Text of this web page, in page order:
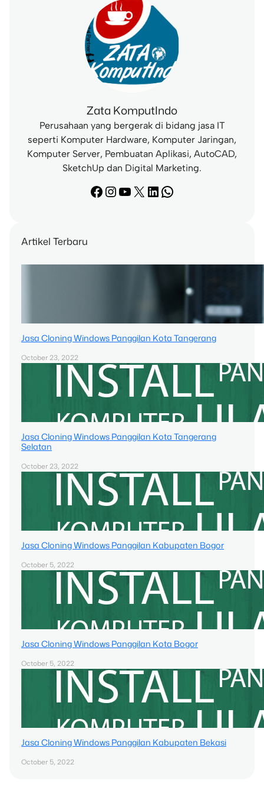
Zata KomputIndo
Perusahaan yang bergerak di bidang jasa IT
seperti Komputer Hardware, Komputer Jaringan,
Komputer Server, Pembuatan Aplikasi, AutoCAD,
SketchUp dan Digital Marketing.
Facebook InstagramYouTube X LinkedIn WhatsApp
Artikel Terbaru
Jasa Cloning Windows Panggilan Kota Tangerang
October 23, 2022
Jasa Cloning Windows Panggilan Kota Tangerang
Selatan
October 23, 2022
Jasa Cloning Windows Panggilan Kabupaten Bogor
October 5, 2022
Jasa Cloning Windows Panggilan Kota Bogor
October 5, 2022
Jasa Cloning Windows Panggilan Kabupaten Bekasi
October 5, 2022